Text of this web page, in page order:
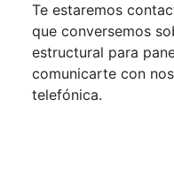
Te estaremos
que conversemos
estructural para
comunicarte con
telefónica.